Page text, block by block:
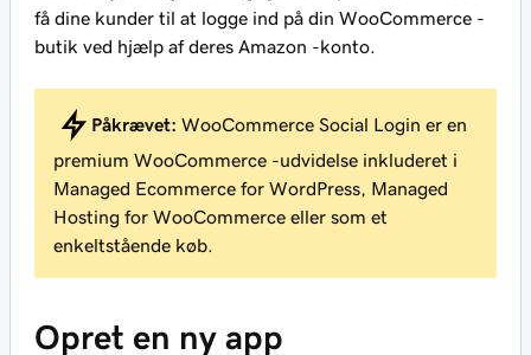
få dine kunder til at logge ind på din WooCommerce -
butik ved hjælp af deres Amazon -konto.
Påkrævet: WooCommerce Social Login er en
premium WooCommerce -udvidelse inkluderet i
Managed Ecommerce for WordPress, Managed
Hosting for WooCommerce eller som et
enkeltstående køb.
Opret en ny app